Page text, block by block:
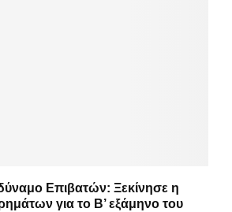
Επιβατών: Ξεκίνησε η
για το Β’ εξάμηνο του